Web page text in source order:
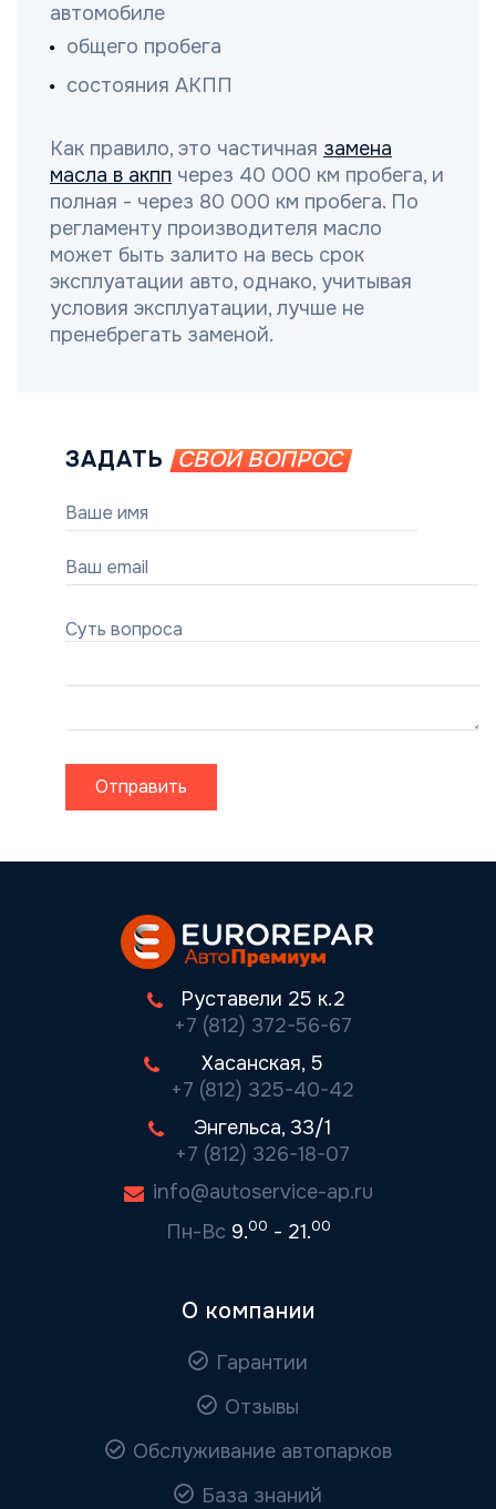
автомобиле
общего пробега
состояния АКПП
Как правило, это частичная замена
масла в акпп через 40 000 км пробега, и
полная - через 80 000 км пробега. По
регламенту производителя масло
может быть залито на весь срок
эксплуатации авто, однако, учитывая
условия эксплуатации, лучше не
пренебрегать заменой.
ЗАДАТЬ СВОЙ ВОПРОС
Отправить
Руставели 25 к.2
+7 (812) 372-56-67
Хасанская, 5
+7 (812) 325-40-42
Энгельса, 33/1
+7 (812) 326-18-07
info@autoservice-ap.ru
Пн-Вс 9.00 - 21.00
О компании
Гарантии
Отзывы
Обслуживание автопарков
База знаний